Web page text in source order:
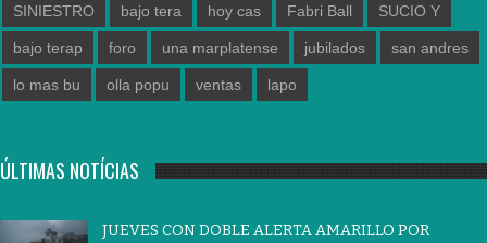
SINIESTRO bajo tera hoy cas Fabri Ball SUCIO Y
bajo terap foro una marplatense jubilados san andres
lo mas bu olla popu ventas lapo
ÚLTIMAS NOTÍCIAS
JUEVES CON DOBLE ALERTA AMARILLO POR